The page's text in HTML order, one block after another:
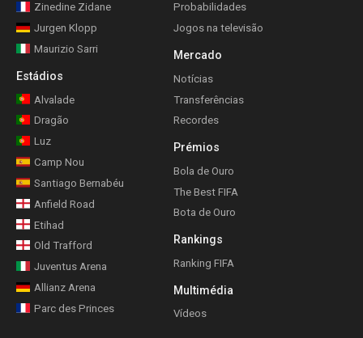
Zinedine Zidane
Jurgen Klopp
Maurizio Sarri
Estádios
Alvalade
Dragão
Luz
Camp Nou
Santiago Bernabéu
Anfield Road
Etihad
Old Trafford
Juventus Arena
Allianz Arena
Parc des Princes
Probabilidades
Jogos na televisão
Mercado
Notícias
Transferências
Recordes
Prémios
Bola de Ouro
The Best FIFA
Bota de Ouro
Rankings
Ranking FIFA
Multimédia
Vídeos